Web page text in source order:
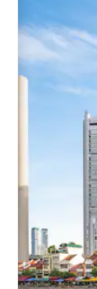
as teclas de